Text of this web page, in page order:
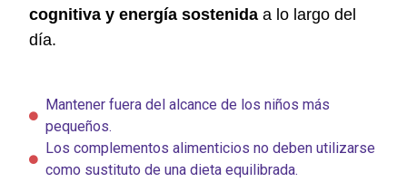
cognitiva y energía sostenida a lo largo del
día.
Mantener fuera del alcance de los niños más
pequeños.
Los complementos alimenticios no deben utilizarse
como sustituto de una dieta equilibrada.